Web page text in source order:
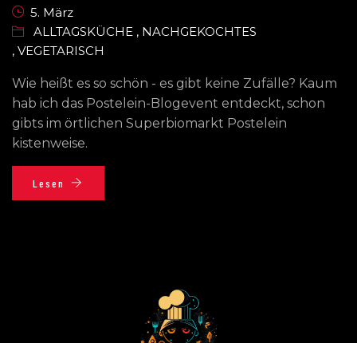
5. März
ALLTAGSKÜCHE , NACHGEKOCHTES
, VEGETARISCH
Wie heißt es so schön - es gibt keine Zufälle? Kaum
hab ich das Postelein-Blogevent entdeckt, schon
gibts im örtlichen Superbiomarkt Postelein
kistenweise.
Lesen